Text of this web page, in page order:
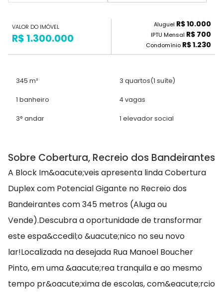
VALOR DO IMÓVEL
R$ 1.300.000
Aluguel R$ 10.000
IPTU Mensal R$ 700
Condomínio R$ 1.230
345 m² 3 quartos(1 suíte)
1 banheiro 4 vagas
3° andar 1 elevador social
Sobre Cobertura, Recreio dos Bandeirantes
A Block Im&oacute;veis apresenta linda Cobertura
Duplex com Potencial Gigante no Recreio dos
Bandeirantes com 345 metros (Aluga ou
Vende).Descubra a oportunidade de transformar
este espa&ccedil;o &uacute;nico no seu novo
lar!Localizada na desejada Rua Manoel Boucher
Pinto, em uma &aacute;rea tranquila e ao mesmo
tempo pr&oacute;xima de escolas, com&eacute;rcio